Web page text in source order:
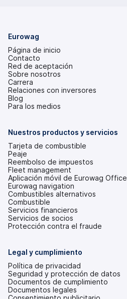
Eurowag
Página de inicio
Contacto
Red de aceptación
Sobre nosotros
Carrera
Relaciones con inversores
(se
abre
pestaña
Blog
Para los medios
Nuestros productos y servicios
Tarjeta de combustible
Peaje
Reembolso de impuestos
Fleet management
Aplicación móvil de Eurowag Office
Eurowag navigation
Combustibles alternativos
Combustible
Servicios financieros
Servicios de socios
Protección contra el fraude
Legal y cumplimiento
Política de privacidad
Seguridad y protección de datos
Documentos de cumplimiento
Documentos legales